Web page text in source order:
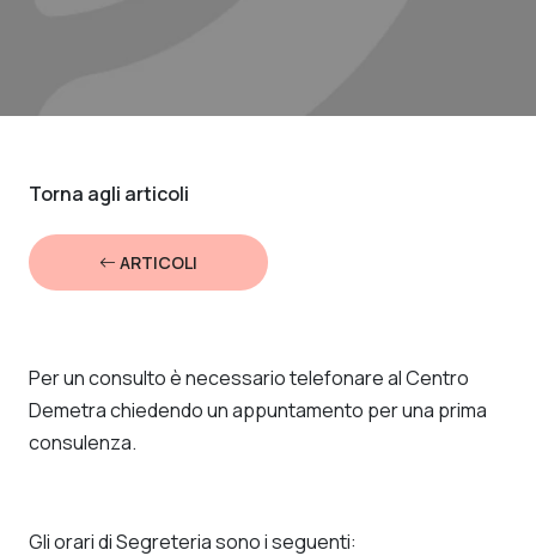
Torna agli articoli
ARTICOLI
Per un consulto è necessario telefonare al Centro
Demetra chiedendo un appuntamento per una prima
consulenza.
Gli orari di Segreteria sono i seguenti: